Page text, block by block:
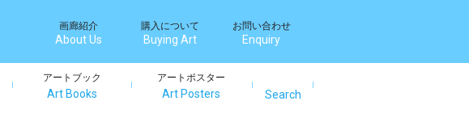
アートブック
Art Books
アートポスター
Art Posters Search
画廊紹介
About Us
購入について
Buying Art
お問い合わせ
Enquiry